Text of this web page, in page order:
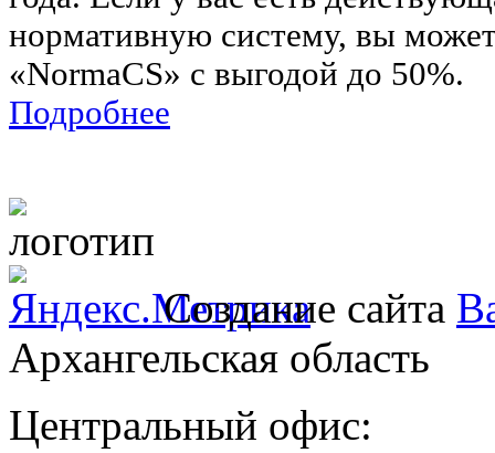
нормативную систему, вы
«NormaCS» с выгодой до 50%.
Подробнее
Создание сайта
Архангельская область
Центральный офис: